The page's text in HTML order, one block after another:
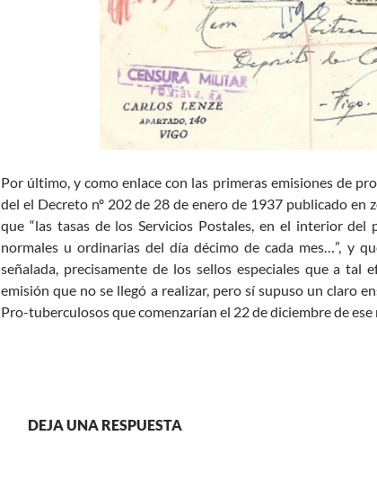
Por último, y como enlace con las primeras emisiones de
del el Decreto nº 202 de 28 de enero de 1937 publicado en
que “las tasas de los Servicios Postales, en el interior del
normales u ordinarias del día décimo de cada mes…”, y
señalada, precisamente de los sellos especiales que a tal
emisión que no se llegó a realizar, pero sí supuso un claro
Pro-tuberculosos que comenzarían el 22 de diciembre de ese
DEJA UNA RESPUESTA